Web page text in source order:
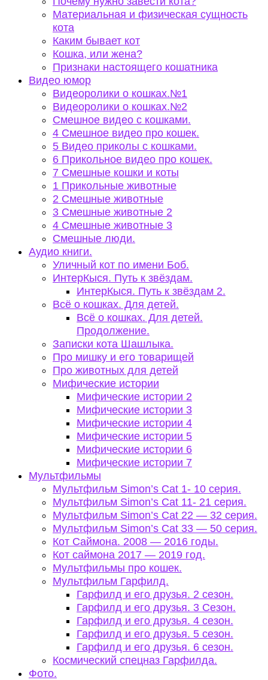
Материальная и физическая сущность
кота
Каким бывает кот
Кошка, или жена?
Признаки настоящего кошатника
Видео юмор
Видеоролики о кошках.№1
Видеоролики о кошках.№2
Смешное видео с кошками.
4 Смешное видео про кошек.
5 Видео приколы с кошками.
6 Прикольное видео про кошек.
7 Смешные кошки и коты
1 Прикольные животные
2 Смешные животные
3 Смешные животные 2
4 Смешные животные 3
Смешные люди.
Аудио книги.
Уличный кот по имени Боб.
ИнтерКыся. Путь к звёздам.
ИнтерКыся. Путь к звёздам 2.
Всё о кошках. Для детей.
Всё о кошках. Для детей.
Продолжение.
Записки кота Шашлыка.
Про мишку и его товарищей
Про животных для детей
Мифические истории
Мифические истории 2
Мифические истории 3
Мифические истории 4
Мифические истории 5
Мифические истории 6
Мифические истории 7
Мультфильмы
Мультфильм Simon’s Cat 1- 10 серия.
Мультфильм Simon’s Cat 11- 21 серия.
Мультфильм Simon’s Cat 22 — 32 серия.
Мультфильм Simon’s Cat 33 — 50 серия.
Кот Саймона. 2008 — 2016 годы.
Кот саймона 2017 — 2019 год.
Мультфильмы про кошек.
Мультфильм Гарфилд.
Гарфилд и его друзья. 2 сезон.
Гарфилд и его друзья. 3 Сезон.
Гарфилд и его друзья. 4 сезон.
Гарфилд и его друзья. 5 сезон.
Гарфилд и его друзья. 6 сезон.
Космический спецназ Гарфилда.
Фото.